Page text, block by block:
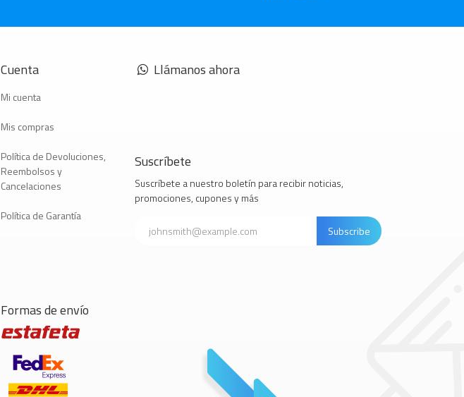
Cuenta
Mi cuenta
Mis compras
Política de Devoluciones,
Reembolsos y
Cancelaciones
Política de Garantía
Formas de envío
Llámanos ahora
Suscríbete
Suscríbete a nuestro boletín para recibir noticias,
promociones, cupones y más
Subscribe